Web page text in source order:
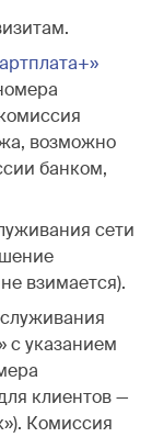
возможно
банком,
сети
взимается).
с указанием
клиентов —
Комиссия